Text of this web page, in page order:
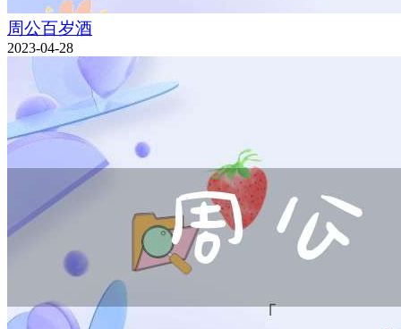
周公百岁酒
2023-04-28